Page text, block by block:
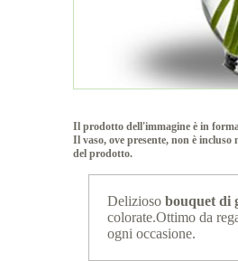
Il prodotto dell'immagine è in
Il vaso, ove presente, non è
del prodotto.
Deliziosobouquet di
colorate.Ottimo da
ogni occasione.